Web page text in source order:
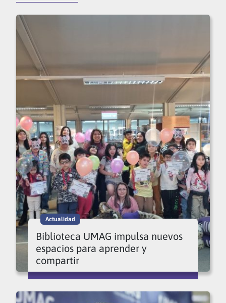
Actualidad
Biblioteca UMAG impulsa nuevos
espacios para aprender y
compartir